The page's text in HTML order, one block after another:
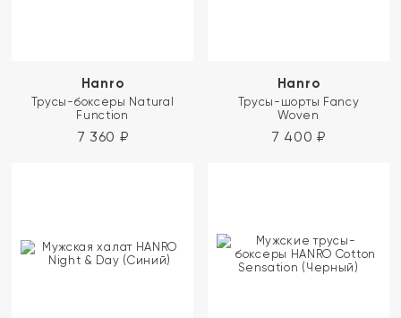
Hanro
Трусы-боксеры Natural
Function
7 360 ₽
Hanro
Трусы-шорты Fancy
Woven
7 400 ₽